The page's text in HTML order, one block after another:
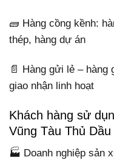
🧱 Hàng cồng kềnh:
thép, hàng dự án
📄 Hàng gửi lẻ –
giao nhận linh hoạt
Khách hàng sử
Vũng Tàu Thủ
🏭 Doanh nghiệp sản